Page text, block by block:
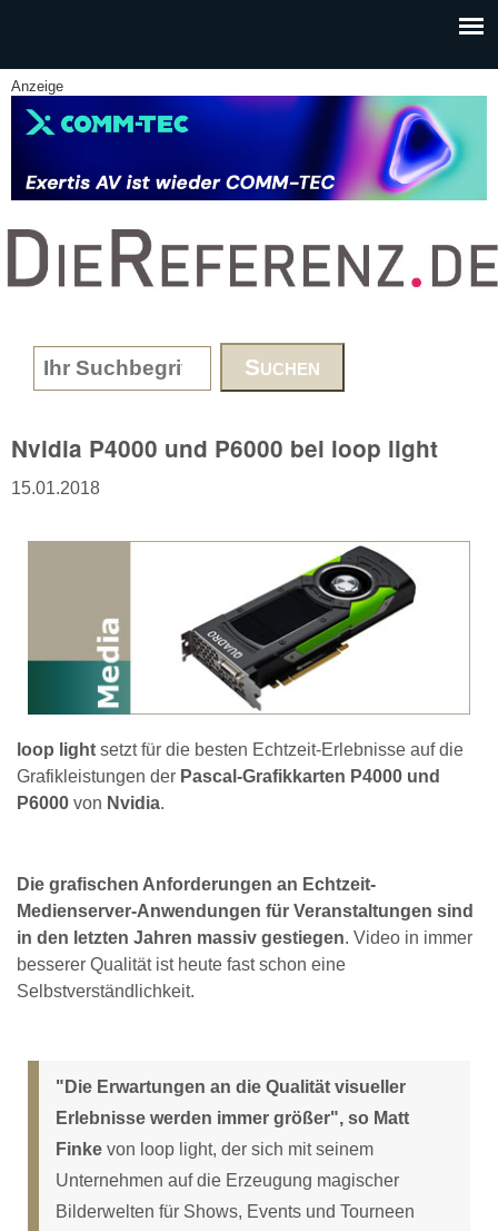
Anzeige
www.DieReferenz.de
Search form
Nvidia P4000 und P6000 bei loop light
15.01.2018
loop light setzt für die besten Echtzeit-Erlebnisse auf die
Grafikleistungen der Pascal-Grafikkarten P4000 und
P6000 von Nvidia.
Die grafischen Anforderungen an Echtzeit-
Medienserver-Anwendungen für Veranstaltungen sind
in den letzten Jahren massiv gestiegen. Video in immer
besserer Qualität ist heute fast schon eine
Selbstverständlichkeit.
"Die Erwartungen an die Qualität visueller
Erlebnisse werden immer größer", so Matt
Finke von loop light, der sich mit seinem
Unternehmen auf die Erzeugung magischer
Bilderwelten für Shows, Events und Tourneen